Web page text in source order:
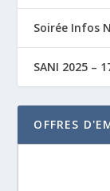
Soirée Infos
SANI 2025 –
OFFRES